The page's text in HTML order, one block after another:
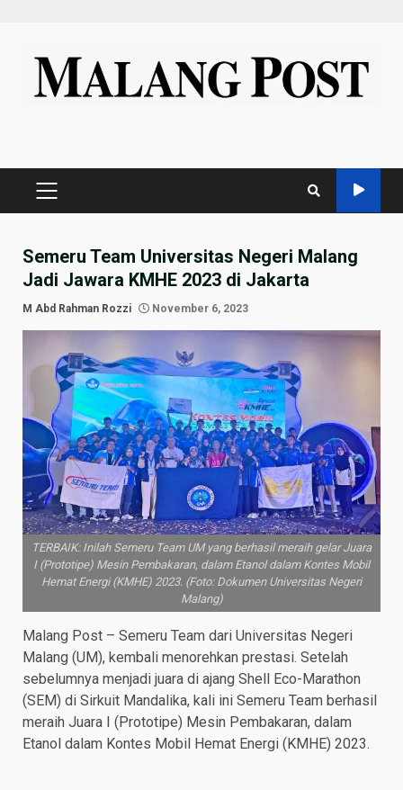
content
PRIMARY
Semeru Team Universitas Negeri Malang
Jadi Jawara KMHE 2023 di Jakarta
M Abd Rahman Rozzi November 6, 2023
TERBAIK: Inilah Semeru Team UM yang berhasil meraih gelar Juara
I (Prototipe) Mesin Pembakaran, dalam Etanol dalam Kontes Mobil
Hemat Energi (KMHE) 2023. (Foto: Dokumen Universitas Negeri
Malang)
Malang Post – Semeru Team dari Universitas Negeri
Malang (UM), kembali menorehkan prestasi. Setelah
sebelumnya menjadi juara di ajang Shell Eco-Marathon
(SEM) di Sirkuit Mandalika, kali ini Semeru Team berhasil
meraih Juara I (Prototipe) Mesin Pembakaran, dalam
Etanol dalam Kontes Mobil Hemat Energi (KMHE) 2023.